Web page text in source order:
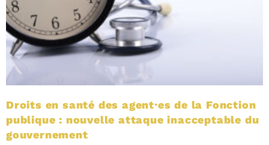
Droits en santé des agent·es de la Fonction
publique : nouvelle attaque inacceptable du
gouvernement